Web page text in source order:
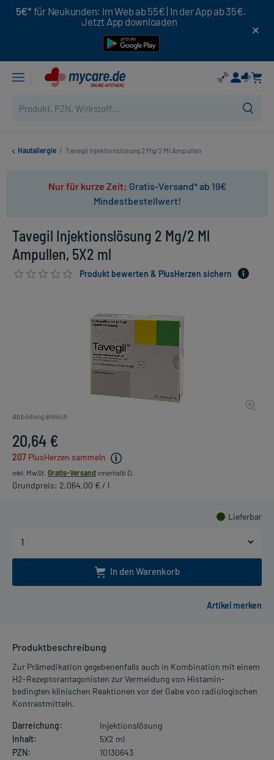
5€* für Neukunden: Im Web ab 55€ | In der App ab 35€.
Jetzt App downloaden
Hautallergie / Tavegil Injektionslösung 2 Mg/2 Ml Ampullen
Nur für kurze Zeit: Gratis-Versand* ab 19€
Mindestbestellwert!
Tavegil Injektionslösung 2 Mg/2 Ml
Ampullen, 5X2 ml
Produkt bewerten & PlusHerzen sichern
Abbildung ähnlich
20,64 €
207 PlusHerzen sammeln
inkl. MwSt. Gratis-Versand innerhalb D.
Grundpreis: 2.064,00 € / l
Lieferbar
In den Warenkorb
Produktbeschreibung
Zur Prämedikation gegebenenfalls auch in Kombination mit einem
H2-Rezeptorantagonisten zur Vermeidung von Histamin-
bedingten klinischen Reaktionen vor der Gabe von radiologischen
Kontrastmitteln.
Darreichung:
Injektionslösung
Inhalt:
5X2 ml
PZN:
10130643